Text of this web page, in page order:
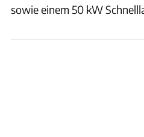
sowie einem 50 kW